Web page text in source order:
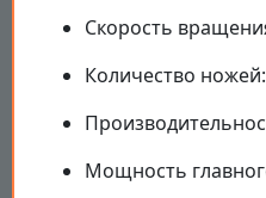
Скорость
Количество
Мощность